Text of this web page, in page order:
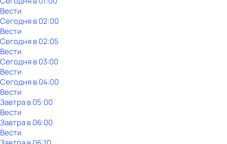
Вести
Сегодня в 02:00
Вести
Сегодня в 02:05
Вести
Сегодня в 03:00
Вести
Сегодня в 04:00
Вести
Завтра в 05:00
Вести
Завтра в 06:00
Вести